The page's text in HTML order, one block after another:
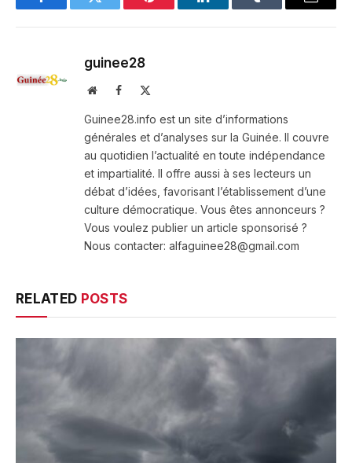
FacebookTwitter Pinterest LinkedInTumblr Email
guinee28
WebsiteFacebook
Guinee28.info est un site d’informations
générales et d’analyses sur la Guinée. Il couvre
au quotidien l’actualité en toute indépendance
et impartialité. Il offre aussi à ses lecteurs un
débat d’idées, favorisant l’établissement d’une
culture démocratique. Vous êtes annonceurs ?
Vous voulez publier un article sponsorisé ?
Nous contacter: alfaguinee28@gmail.com
RELATED POSTS